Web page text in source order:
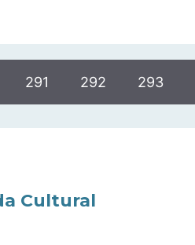
291 292 293
Cultural